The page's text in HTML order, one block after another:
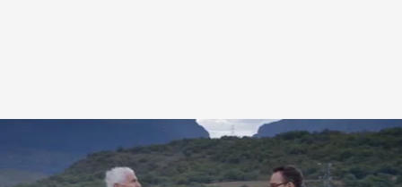
cuatro.com
09 NOV 2014 - 21:52h.